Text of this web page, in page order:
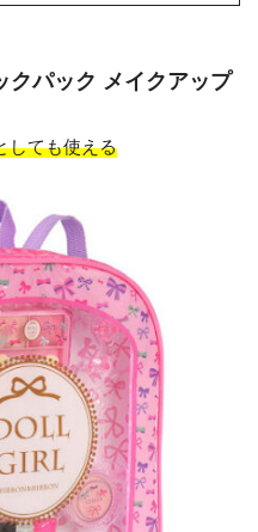
クパック メイクアップ
しても使える